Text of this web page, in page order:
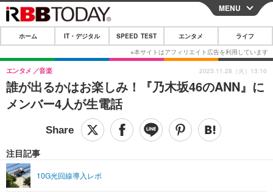
CLOSE
ホーム
IT・デジタル
IT・デジタルTOP スマートフォン
ショッピング その他
SPEED TEST
エンタメTOP 映画・ドラマ
ライフTOP
リリース一覧
MENU
ホーム IT・デジタル SPEED TEST エンタメ ライフ
誰が出るかはお楽しみ！『乃木坂46のANN』に
メンバー4人が生電話
エンタメ 音楽
注目記事
10G光回線導入レポ
2023.11.28（火）13:10